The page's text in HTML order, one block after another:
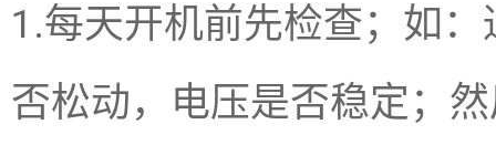
1.每天开机前先检查；如
否松动，电压是否稳定；